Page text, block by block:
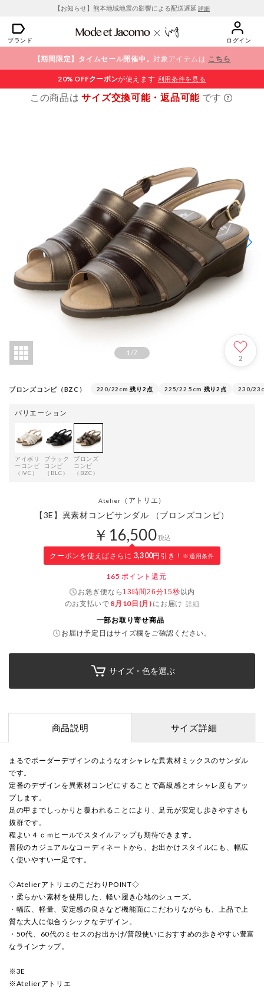
【お知らせ】熊本地域地震の影響による配送遅延 詳細
ブランド ログイン
【期間限定】タイムセール開催中。対象アイテムは こちら
20% OFFクーポンが使えます 利用条件を見る
この商品はサイズ交換可能・返品可能 です
1/7
2
ブロンズコンビ（BZC） 220/22cm 残り2点 225/22.5cm 残り2点 230/
バリエーション
アイボリ
ーコンビ
（IVC）
ブラック
コンビ
（BLC）
ブロンズ
コンビ
（BZC）
Atelier （アトリエ）
【3E】異素材コンビサンダル （ブロンズコンビ）
￥16,500税込
クーポンを使えばさらに 3,300円引き！ ※適用条件
165 ポイント還元
お急ぎ便なら 13時間26分14秒以内
のお支払いで 8月10日(月) にお届け 詳細
一部お取り寄せ商品
お届け予定日はサイズ欄をご確認ください。
サイズ・色を選ぶ
商品説明 サイズ詳細
まるでボーダーデザインのようなオシャレな異素材ミックスのサンダル
です。
定番のデザインを異素材コンビにすることで高級感とオシャレ度もアッ
プします。
足の甲までしっかりと覆われることにより、足元が安定し歩きやすさも
抜群です。
程よい４ｃｍヒールでスタイルアップも期待できます。
普段のカジュアルなコーディネートから、お出かけスタイルにも、幅広
く使いやすい一足です。
◇AtelierアトリエのこだわりPOINT◇
・柔らかい素材を使用した、軽い履き心地のシューズ。
・幅広、軽量、安定感の良さなど機能面にこだわりながらも、上品で上
質な大人に似合うシックなデザイン。
・50代、60代のミセスのお出かけ/普段使いにおすすめの歩きやすい豊富
なラインナップ。
※3E
※Atelierアトリエ